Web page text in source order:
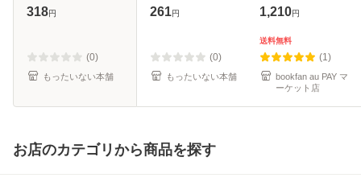
ファ) / おおや和美
料】
318円
(0)
もったいない本舗
[文庫]【メール便送
261円
(0)
もったいない本舗
1,210円
送料無料
(1)
bookfan au PAY マ
ーケット店
お店のカテゴリから商品を探す